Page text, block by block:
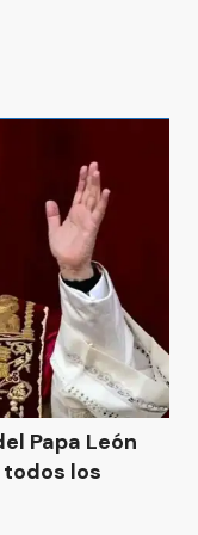
Papa León
todos los